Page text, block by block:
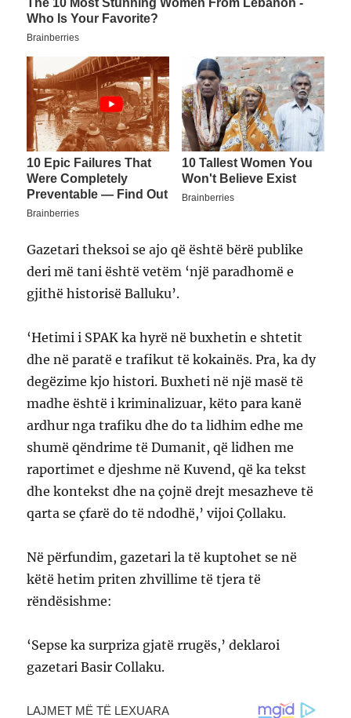
Gazetari theksoi se ajo që është bërë publike
deri më tani është vetëm ‘një paradhomë e
gjithë historisë Balluku’.
‘Hetimi i SPAK ka hyrë në buxhetin e shtetit
dhe në paratë e trafikut të kokainës. Pra, ka dy
degëzime kjo histori. Buxheti në një masë të
madhe është i kriminalizuar, këto para kanë
ardhur nga trafiku dhe do ta lidhim edhe me
shumë qëndrime të Dumanit, që lidhen me
raportimet e djeshme në Kuvend, që ka tekst
dhe kontekst dhe na çojnë drejt mesazheve të
qarta se çfarë do të ndodhë,’ vijoi Çollaku.
Në përfundim, gazetari la të kuptohet se në
këtë hetim priten zhvillime të tjera të
rëndësishme:
‘Sepse ka surpriza gjatë rrugës,’ deklaroi
gazetari Basir Collaku.